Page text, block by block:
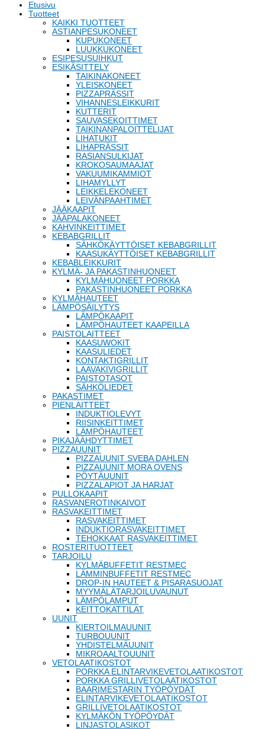
Etusivu
Tuotteet
KAIKKI TUOTTEET
ASTIANPESUKONEET
KUPUKONEET
LUUKKUKONEET
ESIPESUSUIHKUT
ESIKÄSITTELY
TAIKINAKONEET
YLEISKONEET
PIZZAPRÄSSIT
VIHANNESLEIKKURIT
KUTTERIT
SAUVASEKOITTIMET
TAIKINANPALOITTELIJAT
LIHATUKIT
LIHAPRÄSSIT
RASIANSULKIJAT
KROKOSAUMAAJAT
VAKUUMIKAMMIOT
LIHAMYLLYT
LEIKKELEKONEET
LEIVÄNPAAHTIMET
JÄÄKAAPIT
JÄÄPALAKONEET
KAHVINKEITTIMET
KEBABGRILLIT
SÄHKÖKÄYTTÖISET KEBABGRILLIT
KAASUKÄYTTÖISET KEBABGRILLIT
KEBABLEIKKURIT
KYLMÄ- JA PAKASTINHUONEET
KYLMÄHUONEET PORKKA
PAKASTINHUONEET PORKKA
KYLMÄHAUTEET
LÄMPÖSÄILYTYS
LÄMPÖKAAPIT
LÄMPÖHAUTEET KAAPEILLA
PAISTOLAITTEET
KAASUWOKIT
KAASULIEDET
KONTAKTIGRILLIT
LAAVAKIVIGRILLIT
PAISTOTASOT
SÄHKÖLIEDET
PAKASTIMET
PIENLAITTEET
INDUKTIOLEVYT
RIISINKEITTIMET
LÄMPÖHAUTEET
PIKAJÄÄHDYTTIMET
PIZZAUUNIT
PIZZAUUNIT SVEBA DAHLEN
PIZZAUUNIT MORA OVENS
PÖYTÄUUNIT
PIZZALAPIOT JA HARJAT
PULLOKAAPIT
RASVANEROTINKAIVOT
RASVAKEITTIMET
RASVAKEITTIMET
INDUKTIORASVAKEITTIMET
TEHOKKAAT RASVAKEITTIMET
ROSTERITUOTTEET
TARJOILU
KYLMÄBUFFETIT RESTMEC
LÄMMINBUFFETIT RESTMEC
DROP-IN HAUTEET & PISARASUOJAT
MYYMÄLÄTARJOILUVAUNUT
LÄMPÖLAMPUT
KEITTOKATTILAT
UUNIT
KIERTOILMAUUNIT
TURBOUUNIT
YHDISTELMÄUUNIT
MIKROAALTOUUNIT
VETOLAATIKOSTOT
PORKKA ELINTARVIKEVETOLAATIKOSTOT
PORKKA GRILLIVETOLAATIKOSTOT
BAARIMESTARIN TYÖPÖYDÄT
ELINTARVIKEVETOLAATIKOSTOT
GRILLIVETOLAATIKOSTOT
KYLMÄKÖN TYÖPÖYDÄT
LINJASTOLASIKOT